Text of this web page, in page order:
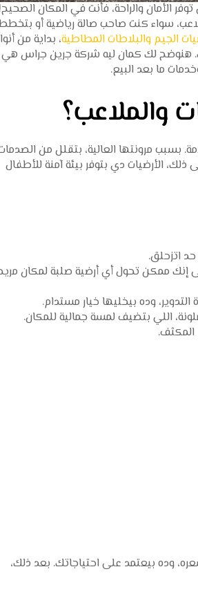
الأمان والراحة، فأنت في المكان
سواء كنت صاحب صالة رياضية أو
الجيم والبلاطات المطاطية، بداية من
ليك. هنوضح لك كمان ليه شركة جرين جراس هي
ما بعد البيع.
والملاعب؟
بسبب مرونتها العالية، بتقلل من
الأرضيات دي بتوفر بيئة آمنة للأطفال
حد اتزحلق.
إنك ممكن تحول أي أرضية صلبة لمكان
وده بيخليها خيار مستدام.
اللي بتضيف لمسة جمالية للمكان.
المكثف.
وده بيعتمد على احتياجاتك. بعد ذلك،